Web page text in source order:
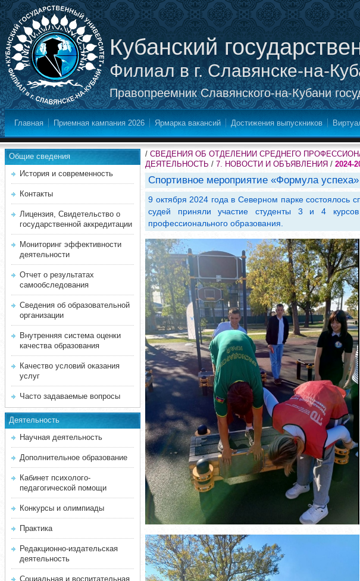
Кубанский
Филиал в г. Славянске-на-
Правопреемник Славянского-на-Кубани
Главная Приемная кампания 2026 Ярмарка вакансий Достижения выпускников
Общие сведения
История и современность
Контакты
Лицензия, Свидетельство о
государственной аккредитации
Мониторинг эффективности
деятельности
Отчет о результатах
самообследования
Сведения об образовательной
организации
Внутренняя система оценки
качества образования
Качество условий оказания
услуг
Часто задаваемые вопросы
Деятельность
Научная деятельность
Дополнительное образование
Кабинет психолого-
педагогической помощи
Конкурсы и олимпиады
Практика
Редакционно-издательская
деятельность
Социальная и воспитательная
/ СВЕДЕНИЯ ОБ ОТДЕЛЕНИИ СРЕДНЕГО
ДЕЯТЕЛЬНОСТЬ / 7. НОВОСТИ И ОБЪЯВЛЕНИЯ / 2024-
Спортивное мероприятие «Формула успеха»
9 октября 2024 года в Северном парке состоялось
судей приняли участие студенты 3 и 4 курсов
профессионального образования.